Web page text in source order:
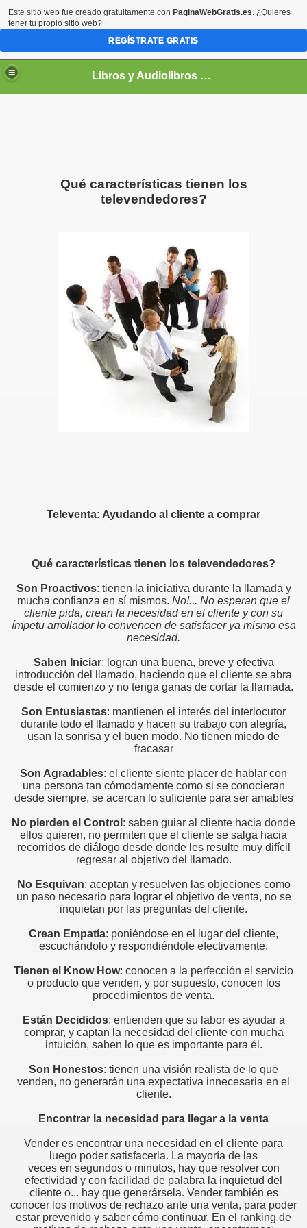
Libros y Audiolibros Para emprendedores
Qué características tienen los
televendedores?
Televenta: Ayudando al cliente a comprar
Qué características tienen los televendedores?
Son Proactivos: tienen la iniciativa durante la llamada y
mucha confianza en sí mismos. No!... No esperan que el
cliente pida, crean la necesidad en el cliente y con su
ímpetu arrollador lo convencen de satisfacer ya mismo esa
necesidad.
Saben Iniciar: logran una buena, breve y efectiva
introducción del llamado, haciendo que el cliente se abra
desde el comienzo y no tenga ganas de cortar la llamada.
Son Entusiastas: mantienen el interés del interlocutor
durante todo el llamado y hacen su trabajo con alegría,
usan la sonrisa y el buen modo. No tienen miedo de
fracasar
Son Agradables: el cliente siente placer de hablar con
una persona tan cómodamente como si se conocieran
desde siempre, se acercan lo suficiente para ser amables
No pierden el Control : saben guiar al cliente hacia donde
ellos quieren, no permiten que el cliente se salga hacia
recorridos de diálogo desde donde les resulte muy difícil
regresar al objetivo del llamado.
No Esquivan: aceptan y resuelven las objeciones como
un paso necesario para lograr el objetivo de venta, no se
inquietan por las preguntas del cliente.
Crean Empatía: poniéndose en el lugar del cliente,
escuchándolo y respondiéndole efectivamente.
Tienen el Know How: conocen a la perfección el servicio
o producto que venden, y por supuesto, conocen los
procedimientos de venta.
Están Decididos: entienden que su labor es ayudar a
comprar, y captan la necesidad del cliente con mucha
intuición, saben lo que es importante para él.
Son Honestos: tienen una visión realista de lo que
venden, no generarán una expectativa innecesaria en el
cliente.
Encontrar la necesidad para llegar a la venta
Vender es encontrar una necesidad en el cliente para
luego poder satisfacerla. La mayoría de las
veces en segundos o minutos, hay que resolver con
efectividad y con facilidad de palabra la inquietud del
cliente o... hay que generársela. Vender también es
conocer los motivos de rechazo ante una venta, para poder
estar prevenido y saber cómo continuar. En el ranking de
de otros
ventas
y saber escuchar
vendedor
estar en la oficina y en el trabajo.
PROFESIONAL
Este sitio web fue creado gratuitamente con PaginaWebGratis.es. ¿Quieres
tener tu propio sitio web?
REGÍSTRATE GRATIS